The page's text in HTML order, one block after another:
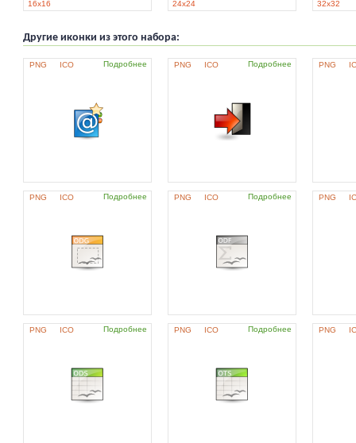
16x16 24x24 32x32
Другие иконки из этого набора:
PNG ICO Подробнее PNG ICO Подробнее PNG
PNG ICO Подробнее PNG ICO Подробнее PNG
PNG ICO Подробнее PNG ICO Подробнее PNG